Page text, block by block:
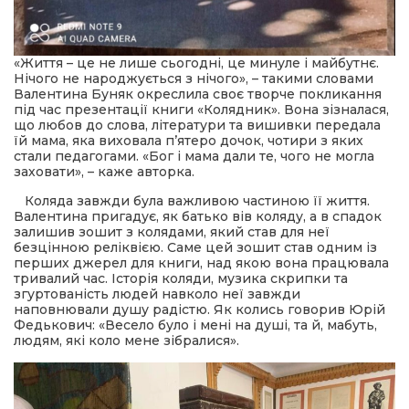
«Життя – це не лише сьогодні, це минуле і майбутнє.
Нічого не народжується з нічого», – такими словами
Валентина Буняк окреслила своє творче покликання
під час презентації книги «Колядник». Вона зізналася,
що любов до слова, літератури та вишивки передала
їй мама, яка виховала п’ятеро дочок, чотири з яких
стали педагогами. «Бог і мама дали те, чого не могла
заховати», – каже авторка.
Коляда завжди була важливою частиною її життя.
Валентина пригадує, як батько вів коляду, а в спадок
залишив зошит з колядами, який став для неї
безцінною реліквією. Саме цей зошит став одним із
перших джерел для книги, над якою вона працювала
тривалий час. Історія коляди, музика скрипки та
згуртованість людей навколо неї завжди
наповнювали душу радістю. Як колись говорив Юрій
Федькович: «Весело було і мені на душі, та й, мабуть,
людям, які коло мене зібралися».